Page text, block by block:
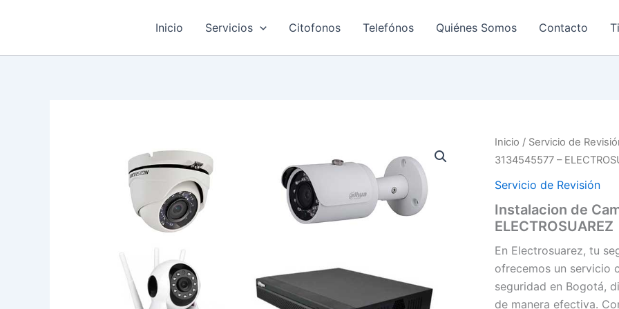
Inicio Servicios Citofonos Telefónos Quiénes Somos Contacto
Inicio / Servicio de
3134545577 –
Servicio de Revisión
Instalacion de
ELECTROSUAREZ
En Electrosuarez, tu
ofrecemos un servicio
seguridad en Bogotá,
de manera efectiva.